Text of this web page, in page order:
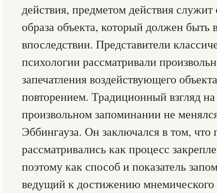
действия, предметом действия
образа объекта, который должен быть
впоследствии. Представители
психологии рассматривали
запечатления воздействующего
повторением. Традиционный взгляд
произвольном запоминании не
Эббингауза. Он заключался в том, что
рассматривались как процесс
поэтому как способ и показатель
ведущий к достижению